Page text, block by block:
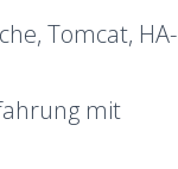
Tomcat, HA-
mit